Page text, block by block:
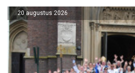
20 augustus 2026